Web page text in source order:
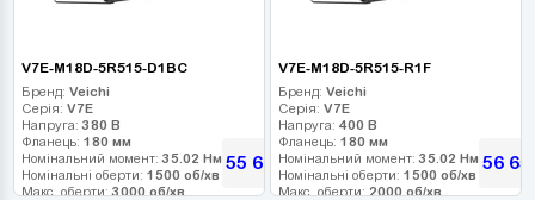
V7E-M18D-5R515-D1BC
Бренд: Veichi
Серія: V7E
Напруга:380 В
Фланець: 180 мм
Номінальний момент:35.02 Нм
Номінальні оберти: 1500 об/хв
Макс. оберти:3000 об/хв
55 665грн
V7E-M18D-5R515-R1F
Бренд: Veichi
Серія: V7E
Напруга: 400 В
Фланець: 180 мм
Номінальний момент:35.02 Нм
Номінальні оберти: 1500 об/хв
Макс. оберти: 2000 об/хв
56